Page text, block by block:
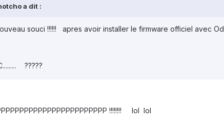
a dit :
souci !!!!!! apres avoir installer le firmware officiel avec
?????
!!!!!!!! lol lol